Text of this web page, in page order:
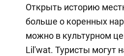
Открыть историю
больше о коренных
можно в культурном
Lil'wat. Туристы могут